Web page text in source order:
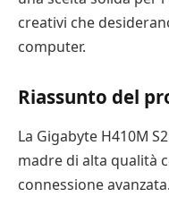
creativi che
computer.
Riassunto del
La Gigabyte H410M
madre di alta qualità
connessione